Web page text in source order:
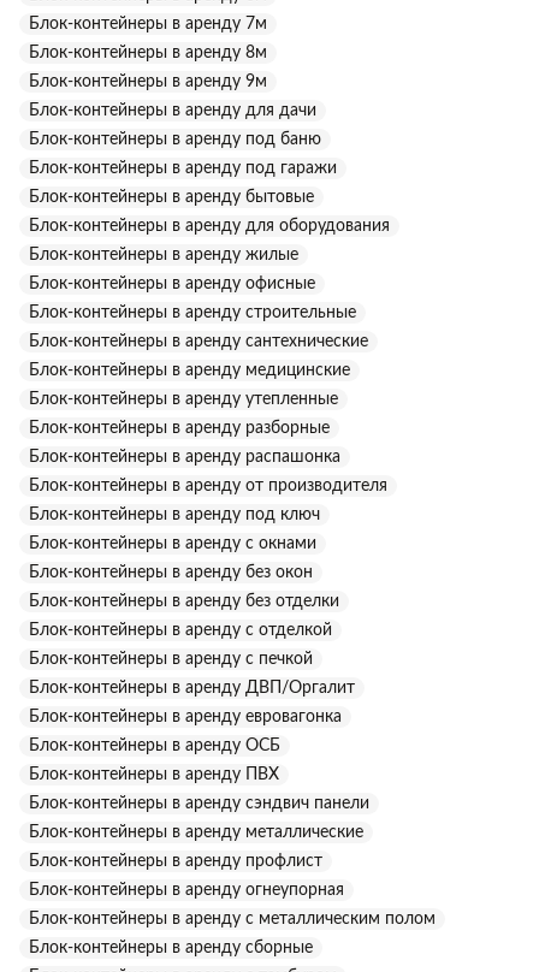
Блок-контейнеры в аренду 7м
Блок-контейнеры в аренду 8м
Блок-контейнеры в аренду 9м
Блок-контейнеры в аренду для дачи
Блок-контейнеры в аренду под баню
Блок-контейнеры в аренду под гаражи
Блок-контейнеры в аренду бытовые
Блок-контейнеры в аренду для оборудования
Блок-контейнеры в аренду жилые
Блок-контейнеры в аренду офисные
Блок-контейнеры в аренду строительные
Блок-контейнеры в аренду сантехнические
Блок-контейнеры в аренду медицинские
Блок-контейнеры в аренду утепленные
Блок-контейнеры в аренду разборные
Блок-контейнеры в аренду распашонка
Блок-контейнеры в аренду от производителя
Блок-контейнеры в аренду под ключ
Блок-контейнеры в аренду с окнами
Блок-контейнеры в аренду без окон
Блок-контейнеры в аренду без отделки
Блок-контейнеры в аренду с отделкой
Блок-контейнеры в аренду с печкой
Блок-контейнеры в аренду ДВП/Оргалит
Блок-контейнеры в аренду евровагонка
Блок-контейнеры в аренду ОСБ
Блок-контейнеры в аренду ПВХ
Блок-контейнеры в аренду сэндвич панели
Блок-контейнеры в аренду металлические
Блок-контейнеры в аренду профлист
Блок-контейнеры в аренду огнеупорная
Блок-контейнеры в аренду с металлическим полом
Блок-контейнеры в аренду сборные